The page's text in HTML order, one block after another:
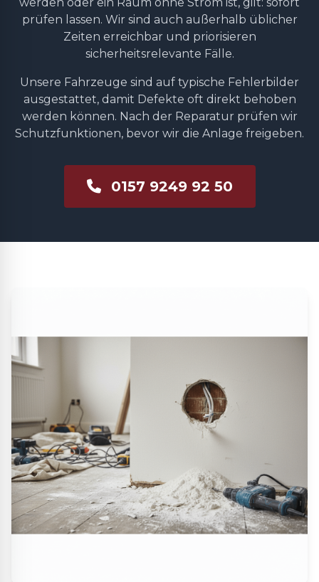
prüfen lassen. Wir sind auch außerhalb üblicher
Zeiten erreichbar und priorisieren
sicherheitsrelevante Fälle.
Unsere Fahrzeuge sind auf typische Fehlerbilder
ausgestattet, damit Defekte oft direkt behoben
werden können. Nach der Reparatur prüfen wir
Schutzfunktionen, bevor wir die Anlage freigeben.
0157 9249 92 50